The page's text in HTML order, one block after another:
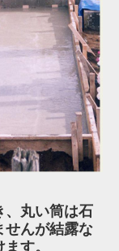
、丸い筒は石
せんが結露な
す。